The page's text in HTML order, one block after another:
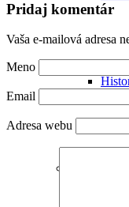
Pridaj komentár
Vaša e-mailová adresa
Meno
Email
Adresa webu